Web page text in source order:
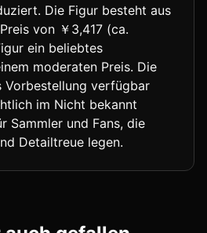
Die Figur besteht aus
von ￥3,417 (ca.
ein beliebtes
moderaten Preis. Die
Vorbestellung verfügbar
im Nicht bekannt
Sammler und Fans, die
Detailtreue legen.